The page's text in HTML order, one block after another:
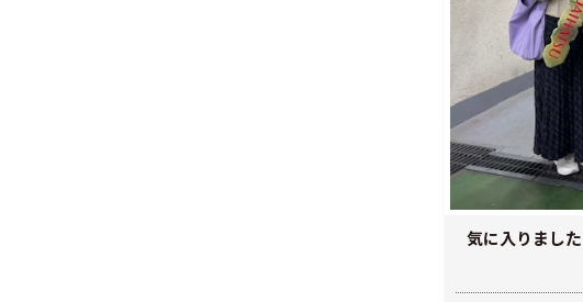
気に入りました